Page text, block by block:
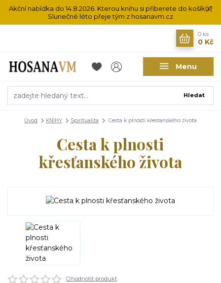
Akční nabídka do 14.8.2026. Kterou knihu si přiberete do košíku?
Slunečné léto přeje tým z hosanavm.cz
Menu
Hledat
0 ks
0 Kč
Úvod KNIHY Spiritualita Cesta k plnosti křesťanského života
Cesta k plnosti
křesťanského života
Ohodnotit produkt